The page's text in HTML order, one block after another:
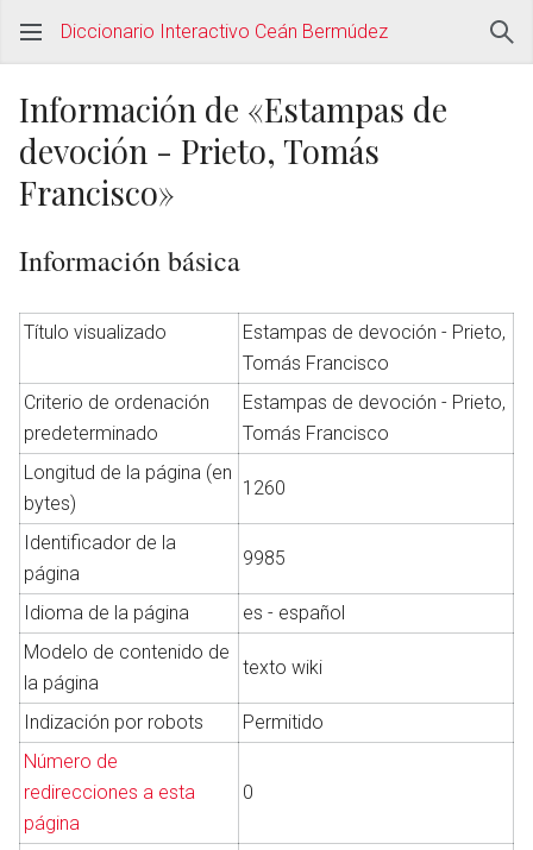
Abrir menú principal
Diccionario Interactivo Ceán Bermúdez
Información de «Estampas de
devoción - Prieto, Tomás
Francisco»
Información básica
Título visualizado
Estampas de devoción - Prieto,
Tomás Francisco
Criterio de ordenación
predeterminado
Estampas de devoción - Prieto,
Tomás Francisco
Longitud de la página (en
bytes)
1260
Identificador de la
página
9985
Idioma de la página
es - español
Modelo de contenido de
la página
texto wiki
Indización por robots
Permitido
Número de
redirecciones a esta
página
0